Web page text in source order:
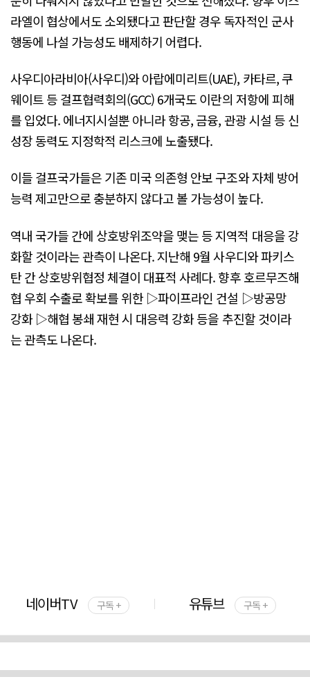
라엘이 협상에서도 소외됐다고 판단할 경우 독자적인 군사
행동에 나설 가능성도 배제하기 어렵다.
사우디아라비아(사우디)와 아랍에미리트(UAE), 카타르, 쿠
웨이트 등 걸프협력회의(GCC) 6개국도 이란의 저항에 피해
를 입었다. 에너지시설뿐 아니라 항공, 금융, 관광 시설 등 신
성장 동력도 지정학적 리스크에 노출됐다.
이들 걸프국가들은 기존 미국 의존형 안보 구조와 자체 방어
능력 제고만으로 충분하지 않다고 볼 가능성이 높다.
역내 국가들 간에 상호방위조약을 맺는 등 지역적 대응을 강
화할 것이라는 관측이 나온다. 지난해 9월 사우디와 파키스
탄 간 상호방위협정 체결이 대표적 사례다. 향후 호르무즈해
협 우회 수출로 확보를 위한 ▷파이프라인 건설 ▷방공망
강화 ▷해협 봉쇄 재현 시 대응력 강화 등을 추진할 것이라
는 관측도 나온다.
네이버TV 구독 + 유튜브 구독 +